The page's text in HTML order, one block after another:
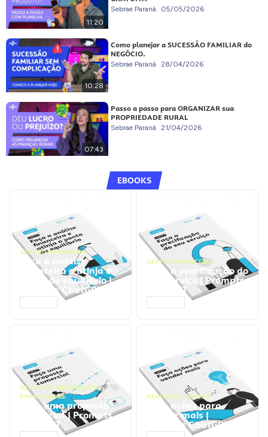
11:20
Sebrae Paraná 05/05/2026
10:28
Como planejar a SUCESSÃO FAMILIAR do
NEGÓCIO.
Sebrae Paraná 28/04/2026
07:43
Passo a passo para ORGANIZAR sua
PROPRIEDADE RURAL
Sebrae Paraná 21/04/2026
EBOOKS
GESTÃO FINANCEIRA
Faça a análise
financeira e atinja o
ponto de equilíbrio |
Prompts ChatGPT
GESTÃO FINANCEIRA
Faça a precificação do
seu serviço | Prompts
ChatGPT
NEGÓCIOS, PROCESSOS
EMPRESARIAIS
Faça uma proposta
comercial | Prompts
ChatGPT
NEGÓCIOS, VENDAS
Faça ações para
vender mais |
Prompts ChatGPT